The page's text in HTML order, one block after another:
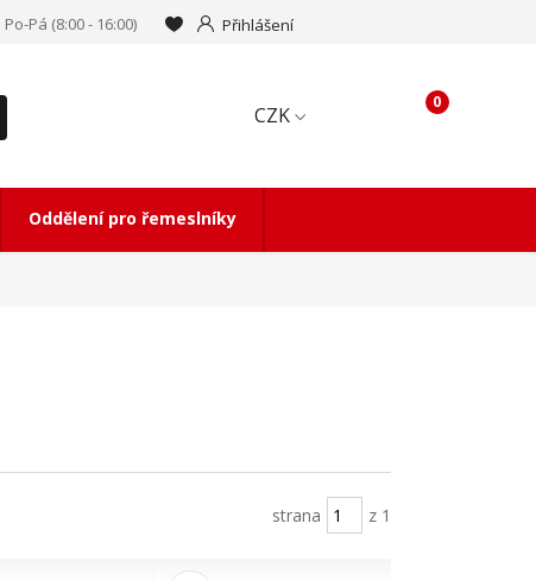
CZK
Přihlášení
Po-Pá (8:00 - 16:00)
0
Oddělení pro řemeslníky
strana z 1